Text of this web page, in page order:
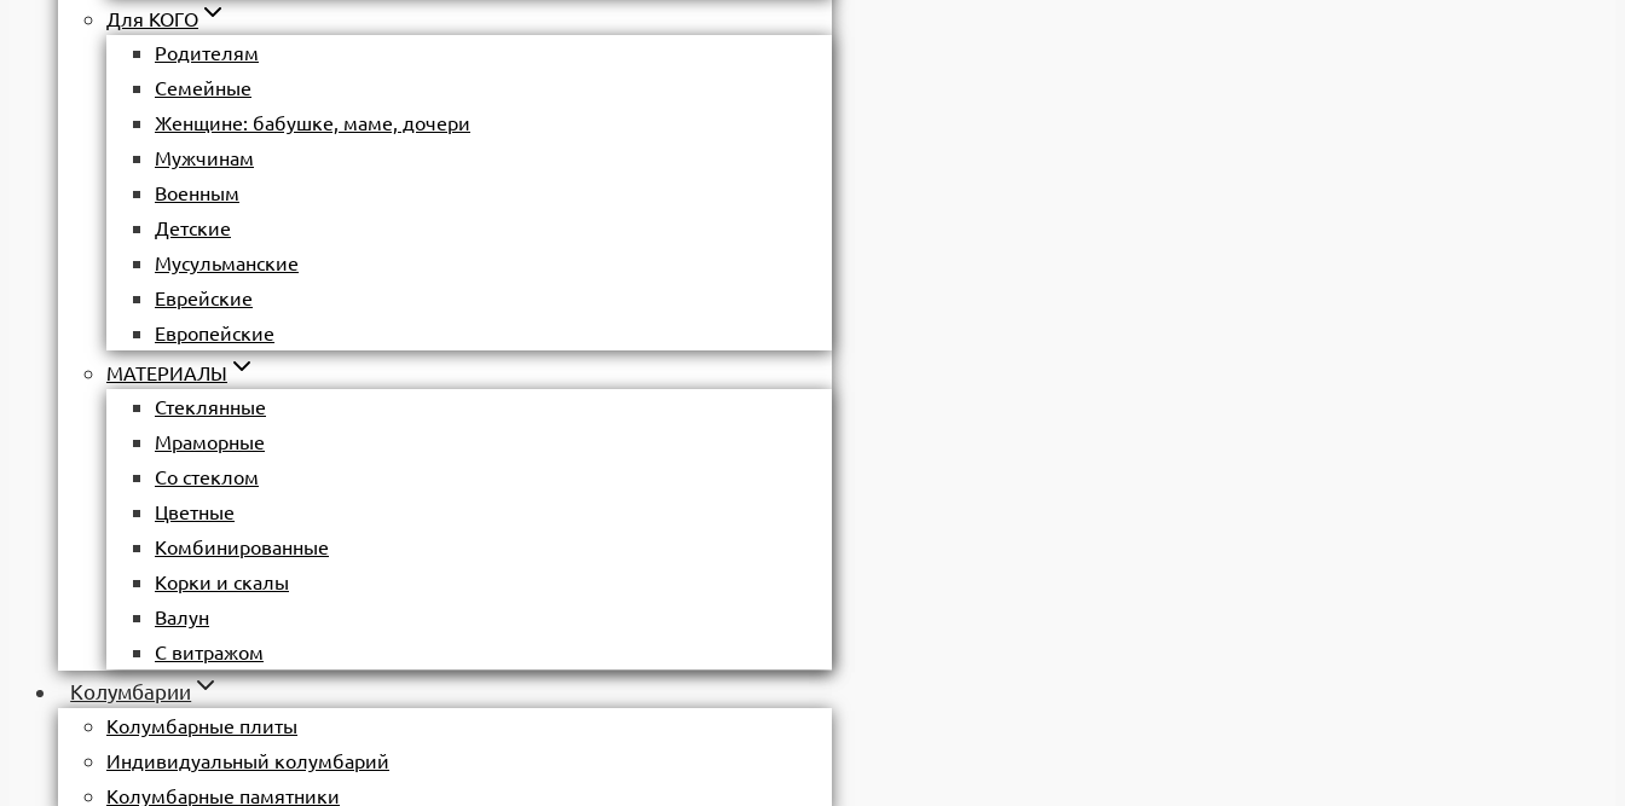
Для КОГО
Родителям
Семейные
Женщине: бабушке, маме, дочери
Мужчинам
Военным
Детские
Мусульманские
Еврейские
Европейские
МАТЕРИАЛЫ
Стеклянные
Мраморные
Со стеклом
Цветные
Комбинированные
Корки и скалы
Валун
С витражом
Колумбарии
Колумбарные плиты
Индивидуальный колумбарий
Колумбарные памятники